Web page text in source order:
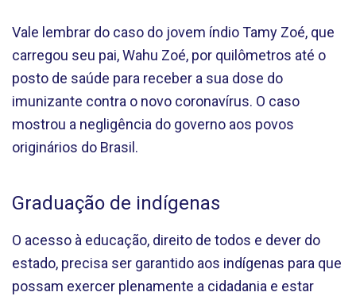
Vale lembrar do caso do jovem índio Tamy Zoé, que
carregou seu pai, Wahu Zoé, por quilômetros até o
posto de saúde para receber a sua dose do
imunizante contra o novo coronavírus. O caso
mostrou a negligência do governo aos povos
originários do Brasil.
Graduação de indígenas
O acesso à educação, direito de todos e dever do
estado, precisa ser garantido aos indígenas para que
possam exercer plenamente a cidadania e estar